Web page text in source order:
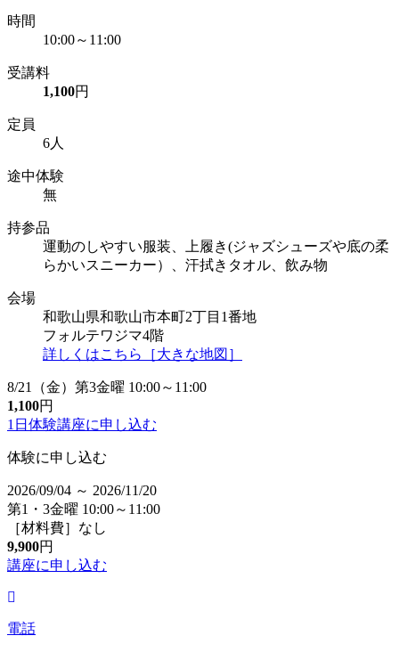
時間
10:00～11:00
受講料
1,100円
定員
6人
途中体験
無
持参品
運動のしやすい服装、上履き(ジャズシューズや底の柔
らかいスニーカー）、汗拭きタオル、飲み物
会場
和歌山県和歌山市本町2丁目1番地
フォルテワジマ4階
詳しくはこちら［大きな地図］
8/21（金）第3金曜 10:00～11:00
1,100円
1日体験講座に申し込む
体験に申し込む
2026/09/04 ～ 2026/11/20
第1・3金曜 10:00～11:00
［材料費］なし
9,900円
講座に申し込む
電話